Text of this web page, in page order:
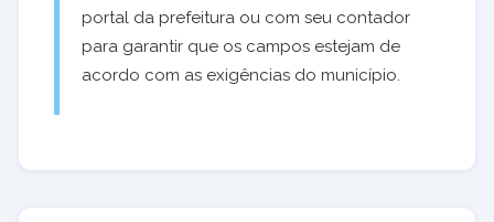
portal da prefeitura ou com seu contador
para garantir que os campos estejam de
acordo com as exigências do município.